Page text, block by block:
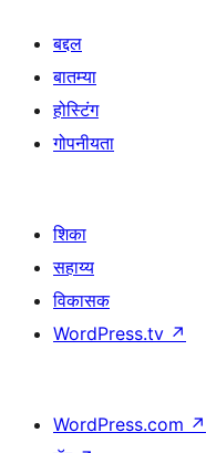
बद्दल
बातम्या
होस्टिंग
गोपनीयता
शिका
सहाय्य
विकासक
WordPress.tv ↗
WordPress.com ↗